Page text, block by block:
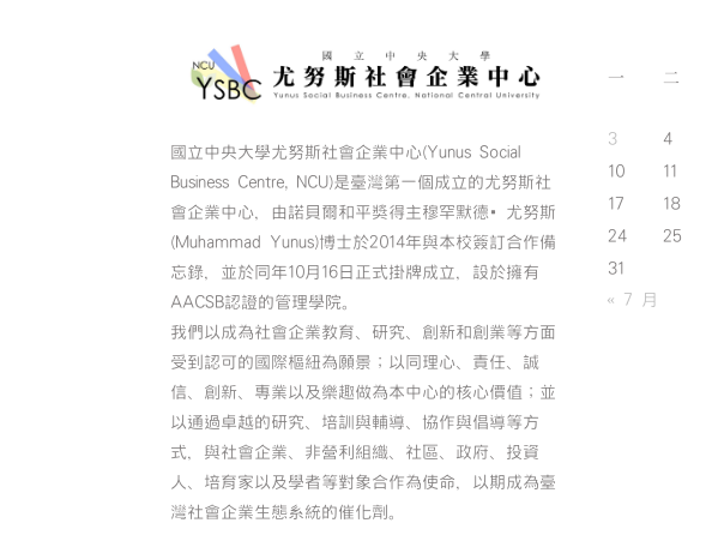
國立中央大學尤努斯社會企業中心(Yunus Social
Business Centre, NCU)是臺灣第一個成立的尤努斯社
會企業中心，由諾貝爾和平獎得主穆罕默德•尤努斯
(Muhammad Yunus)博士於2014年與本校簽訂合作備
忘錄，並於同年10月16日正式掛牌成立，設於擁有
AACSB認證的管理學院。
我們以成為社會企業教育、研究、創新和創業等方面
受到認可的國際樞紐為願景；以同理心、責任、誠
信、創新、專業以及樂趣做為本中心的核心價值；並
以通過卓越的研究、培訓與輔導、協作與倡導等方
式，與社會企業、非營利組織、社區、政府、投資
人、培育家以及學者等對象合作為使命，以期成為臺
灣社會企業生態系統的催化劑。
一 二
3
4
10
11
17
18
24
25
31
« 7 月